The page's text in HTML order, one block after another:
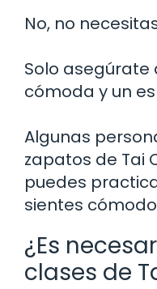
No, no
Solo asegúrate
cómoda y un
Algunas
zapatos de Tai
puedes
sientes
¿Es
clases de